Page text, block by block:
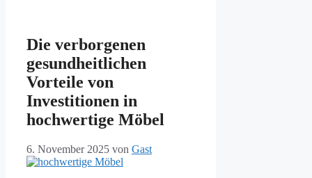
Die verborgenen
gesundheitlichen
Vorteile von
Investitionen in
hochwertige Möbel
6. November 2025 von Gast